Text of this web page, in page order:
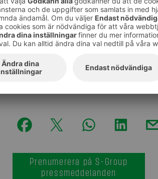
Helsingfors); den börjar kl. 13.
Mer information:
Koncernchef Taavi Heikkilä, SOK, tfn
Direktör, CFO, Jari Annala, SOK
Prenumerera på S-Group
pressmeddelanden